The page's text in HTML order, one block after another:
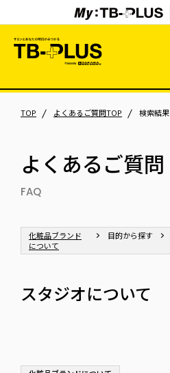
TOP よくあるご質問TOP 検索結果
よくあるご質問
FAQ
化粧品ブランド
について
目的から探す
スタジオについて